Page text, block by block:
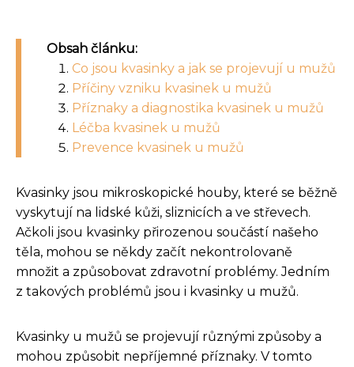
Obsah článku:
Co jsou kvasinky a jak se projevují u mužů
Příčiny vzniku kvasinek u mužů
Příznaky a diagnostika kvasinek u mužů
Léčba kvasinek u mužů
Prevence kvasinek u mužů
Kvasinky jsou mikroskopické houby, které se běžně
vyskytují na lidské kůži, sliznicích a ve střevech.
Ačkoli jsou kvasinky přirozenou součástí našeho
těla, mohou se někdy začít nekontrolovaně
množit a způsobovat zdravotní problémy. Jedním
z takových problémů jsou i kvasinky u mužů.
Kvasinky u mužů se projevují různými způsoby a
mohou způsobit nepříjemné příznaky. V tomto